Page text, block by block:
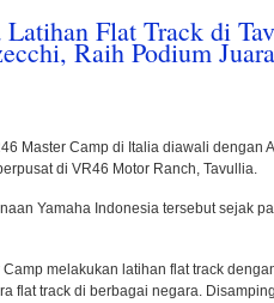
Flat Track di
Raih Podium
Master Camp di Italia diawali dengan
di VR46 Motor Ranch, Tavullia.
Yamaha Indonesia tersebut sejak
melakukan latihan flat track
flat track di berbagai negara.